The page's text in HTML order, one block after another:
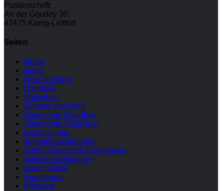
Postanschrift:
An der Goorley 30,
47475 Kamp-Lintfort
Seiten
Home
News
Beachturniere
Handball
Volleyball
Jugend und mehr
Spielpläne Handball
Spielpläne Volleyball
Einlaufkinder
Jugendbeachturnier
Select Beachcup Ergebnisse
Selectbestellungen
Beachplätze
Sponsoren
Kontakte